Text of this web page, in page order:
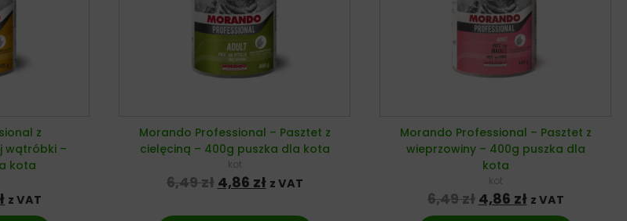
z
wątróbki –
kota
cena wynosiła: 6,49 zł.
Aktualna cena wynosi: 4,86 zł.
z VAT
Morando Professional – Pasztet z
cielęciną – 400g puszka dla kota
kot
6,49zł Pierwotna cena wynosiła: 6,49 zł.
4,86 złAktualna cena wynosi: 4,86 zł.
z VAT
Morando Professional – Pasztet z
wieprzowiny – 400g puszka dla
kota
kot
6,49zł Pierwotna cena
4,86 złAktualna
z VAT